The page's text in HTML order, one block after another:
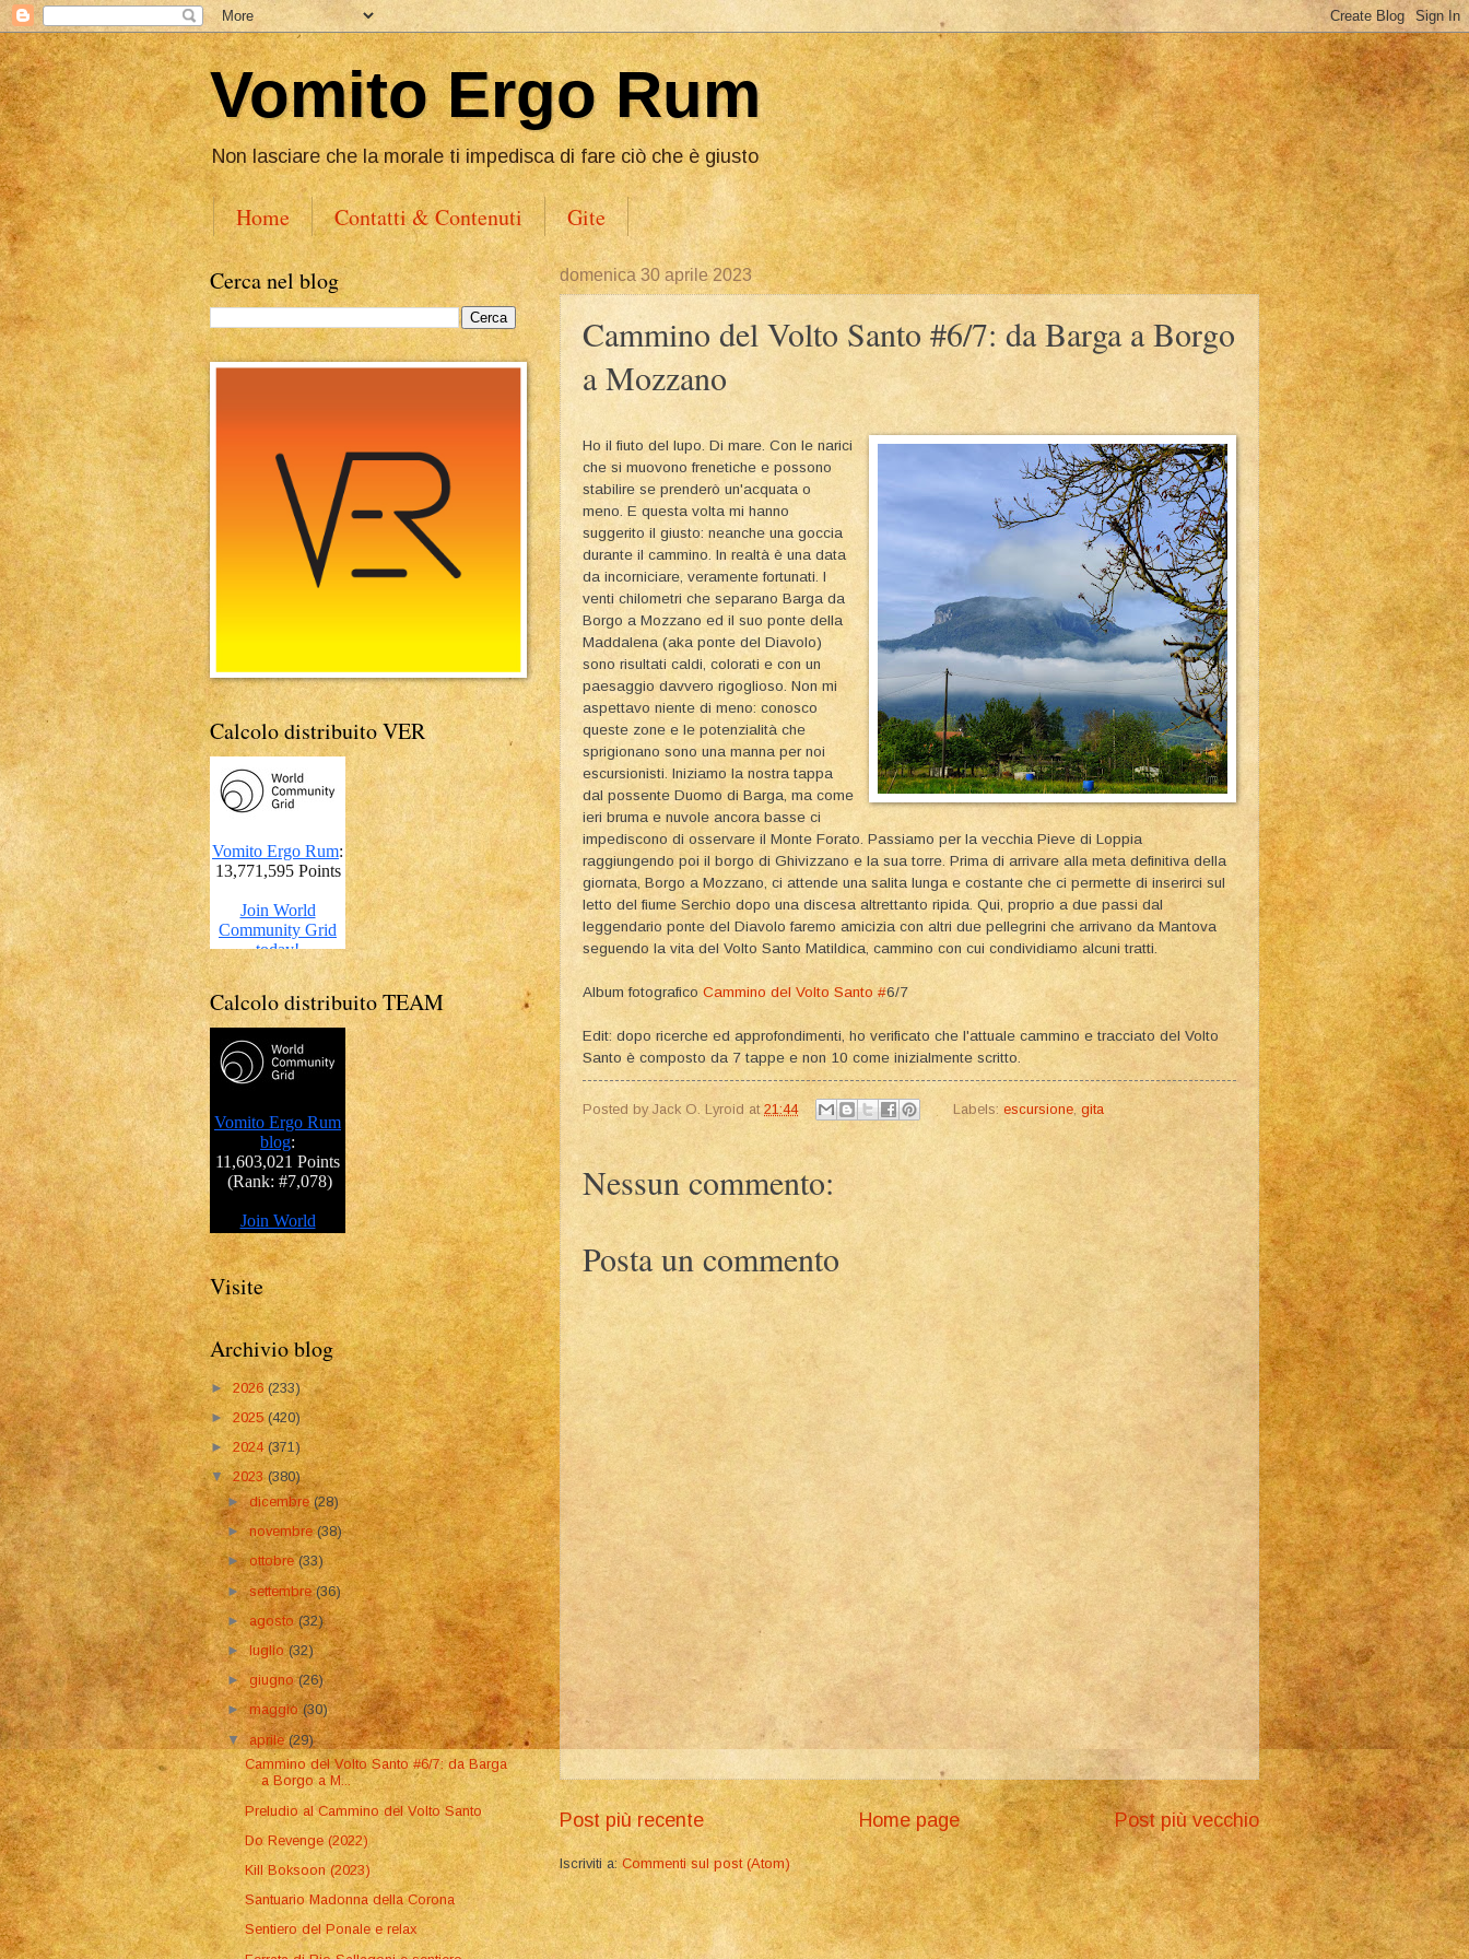
Vomito Ergo Rum
Non lasciare che la morale ti impedisca di fare ciò che è giusto
Home Contatti & Contenuti Gite
domenica 30 aprile 2023
Cammino del Volto Santo #6/7: da Barga a Borgo
a Mozzano
Ho il fiuto del lupo. Di mare. Con le narici
che si muovono frenetiche e possono
stabilire se prenderò un'acquata o
meno. E questa volta mi hanno
suggerito il giusto: neanche una goccia
durante il cammino. In realtà è una data
da incorniciare, veramente fortunati. I
venti chilometri che separano Barga da
Borgo a Mozzano ed il suo ponte della
Maddalena (aka ponte del Diavolo)
sono risultati caldi, colorati e con un
paesaggio davvero rigoglioso. Non mi
aspettavo niente di meno: conosco
queste zone e le potenzialità che
sprigionano sono una manna per noi
escursionisti. Iniziamo la nostra tappa
dal possente Duomo di Barga, ma come
ieri bruma e nuvole ancora basse ci
impediscono di osservare il Monte Forato. Passiamo per la vecchia Pieve di Loppia
raggiungendo poi il borgo di Ghivizzano e la sua torre. Prima di arrivare alla meta definitiva della
giornata, Borgo a Mozzano, ci attende una salita lunga e costante che ci permette di inserirci sul
letto del fiume Serchio dopo una discesa altrettanto ripida. Qui, proprio a due passi dal
leggendario ponte del Diavolo faremo amicizia con altri due pellegrini che arrivano da Mantova
seguendo la vita del Volto Santo Matildica, cammino con cui condividiamo alcuni tratti.
Album fotografico Cammino del Volto Santo #6/7
Edit: dopo ricerche ed approfondimenti, ho verificato che l'attuale cammino e tracciato del Volto
Santo è composto da 7 tappe e non 10 come inizialmente scritto.
Posted by Jack O. Lyroid at21:44 Labels: escursione, gita
Nessun commento:
Posta un commento
Post più recente Post più vecchio
Home page
Iscriviti a:Commenti sul post (Atom)
Cerca nel blog
Calcolo distribuito VER
Calcolo distribuito TEAM
Visite
Archivio blog
► 2026(233)
►2025(420)
►2024 (371)
▼2023(380)
►dicembre(28)
►novembre(38)
►ottobre(33)
►settembre(36)
►agosto(32)
►luglio(32)
►giugno(26)
►maggio(30)
▼aprile(29)
Cammino del Volto Santo #6/7: da Barga
a Borgo a M...
Preludio al Cammino del Volto Santo
Do Revenge (2022)
Kill Boksoon (2023)
Santuario Madonna della Corona
Sentiero del Ponale e relax